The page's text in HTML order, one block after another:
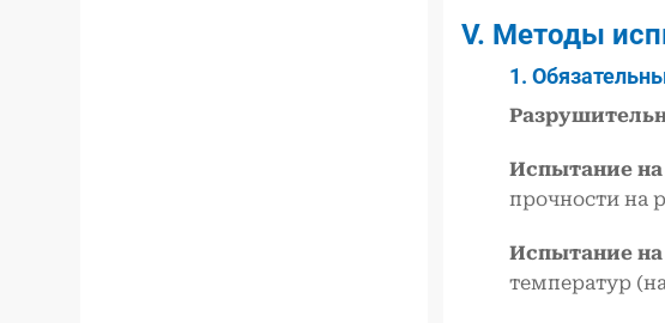
V. Методы
1.
Испытание
прочности на
Испытание
температур